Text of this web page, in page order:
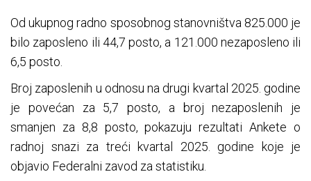
Od ukupnog radno sposobnog stanovništva 825.000 je
bilo zaposleno ili 44,7 posto, a 121.000 nezaposleno ili
6,5 posto.
Broj zaposlenih u odnosu na drugi kvartal 2025. godine
je povećan za 5,7 posto, a broj nezaposlenih je
smanjen za 8,8 posto, pokazuju rezultati Ankete o
radnoj snazi za treći kvartal 2025. godine koje je
objavio Federalni zavod za statistiku.